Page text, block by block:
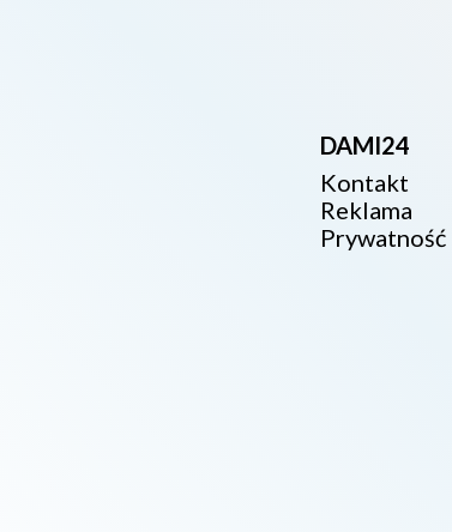
DAMI24
Kontakt
Reklama
Prywatność